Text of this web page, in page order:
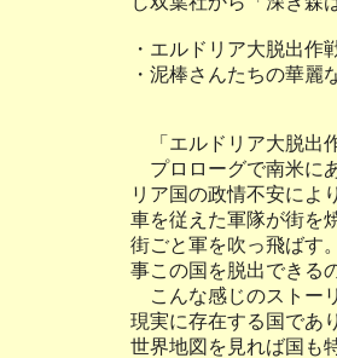
・エルドリア大脱出作
・泥棒さんたちの華麗
「エルドリア大脱出
プロローグで南米に
リア国の政情不安によ
車を従えた軍隊が街を
街ごと軍を吹っ飛ばす
事この国を脱出できる
こんな感じのストー
現実に存在する国であ
世界地図を見れば国も